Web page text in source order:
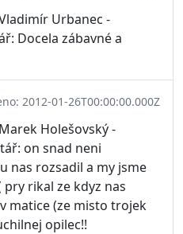
Urbanec -
Docela zábavné a
2012-01-26T00:00:00.000Z
Holešovský -
on snad neni
nas rozsadil a my jsme
rikal ze kdyz nas
matice (ze misto trojek
opilec!!